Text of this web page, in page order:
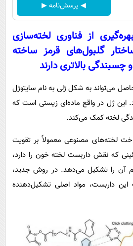
◀ پرسش‌نامه ▶
از فناوری لخته‌سازی
گلبول‌های قرمز ساخته
بالاتری دارند
می‌تواند به شکل ژلی به نام سایتوژل
این ژل در واقع ماده‌ای زیستی است که
لخته کمک می‌کند.
لخته‌های مصنوعی معمولاً بر تقویت
که نقش داربست لخته خون را دارد،
آن را تشکیل می‌دهد. در روش جدید،
داربست، مواد اصلی تشکیل‌دهنده